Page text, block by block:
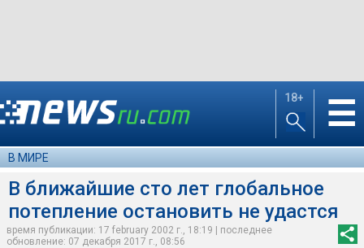
18+ ☰
В МИРЕ
В ближайшие сто лет глобальное
потепление остановить не удастся
время публикации: 17 february 2002 г., 18:19 | последнее
обновление: 07 декабря 2017 г., 08:56